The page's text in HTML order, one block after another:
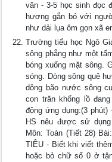
văn - 3-5 học sinh đọc
hương gắn bó với
như dải lụa ôm gọn xã
Trường tiểu học Ngô
sông phẳng như một
bóng xuống mặt sông.
sóng. Dòng sông quê
dông bão nước sông
con trăn khổng lồ
động ứng dụng:(3
HS nêu được sử
Môn: Toán (Tiết 28)
TIÊU - Biết khi viết
hoặc bỏ chữ số 0 ở